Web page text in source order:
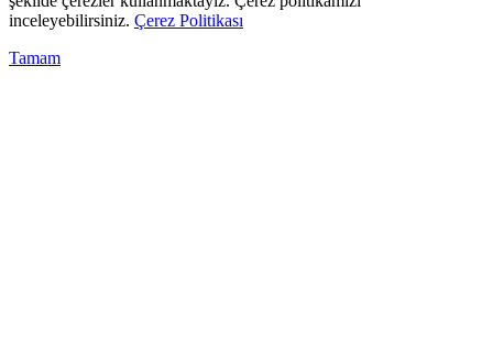
inceleyebilirsiniz. Çerez Politikası
Tamam